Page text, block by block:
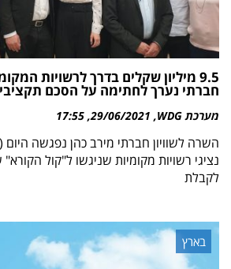
9.5 מיליון שקלים בדרך לרשויות
חברתי נערך לחתימה על הסכם
מערכת WDG 29/06/2021
17:55
נציגי רשויות מקומיות שניגשו ל"קול
לקבלת
בארץ